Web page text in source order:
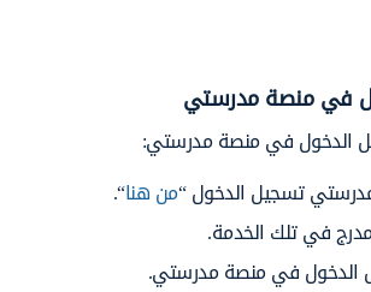
في منصة مدرستي
الدخول في منصة مدرستي:
تسجيل الدخول “من هنا“.
في تلك الخدمة.
الدخول في منصة مدرستي.